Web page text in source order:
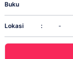
Buku
Lokasi : -